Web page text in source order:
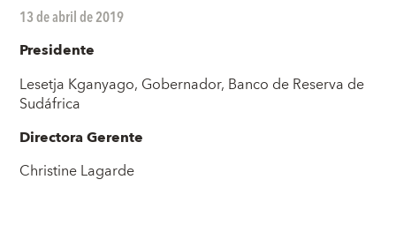
13 de abril de 2019
Presidente
Lesetja Kganyago, Gobernador, Banco de Reserva de
Sudáfrica
Directora Gerente
Christine Lagarde